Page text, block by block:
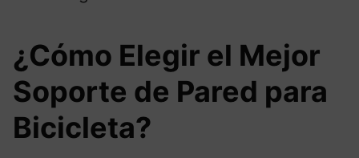
¿Cómo Elegir el Mejor
Soporte de Pared para
Bicicleta?